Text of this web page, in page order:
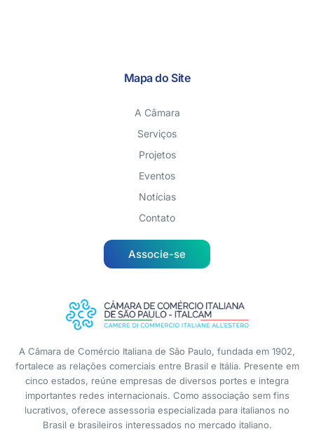
Mapa do Site
A Câmara
Serviços
Projetos
Eventos
Notícias
Contato
Associe-se
A Câmara de Comércio Italiana de São Paulo, fundada em 1902,
fortalece as relações comerciais entre Brasil e Itália. Presente em
cinco estados, reúne empresas de diversos portes e integra
importantes redes internacionais. Como associação sem fins
lucrativos, oferece assessoria especializada para italianos no
Brasil e brasileiros interessados no mercado italiano.